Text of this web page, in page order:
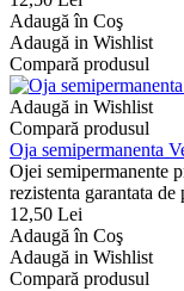
Adaugă în Coş
Adaugă in Wishlist
Compară produsul
Adaugă in Wishlist
Compară produsul
Oja semipermanenta
Ojei semipermanente
rezistenta garantata de
12,50 Lei
Adaugă în Coş
Adaugă in Wishlist
Compară produsul